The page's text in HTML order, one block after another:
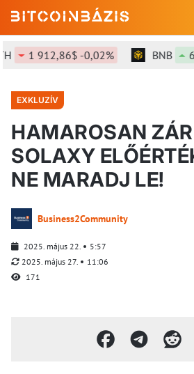
912,86$ -0,02% BNB 600,6$
EXKLUZÍV
HAMAROSAN
SOLAXY
NE MARADJ LE!
Business2Community
2025. május 22.
5:57
2025. május 27.
11:06
171